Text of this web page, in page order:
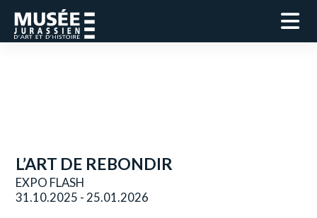
L’ART DE REBONDIR
EXPO FLASH
31.10.2025 - 25.01.2026